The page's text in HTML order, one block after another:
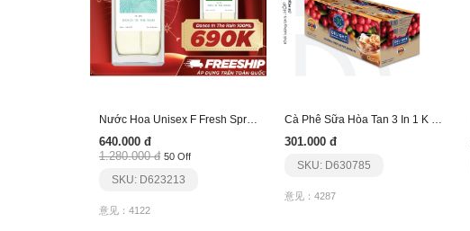
Nước Hoa Unisex F Fresh Spray Dance In The Rain
640.000 đ
1.280.000 đ 50 Off
SKU: D623213
意见：4122
Cà Phê Sữa Hòa Tan 3 In 1 K Delight 1275G
301.000 đ
SKU: D630785
意见：4287